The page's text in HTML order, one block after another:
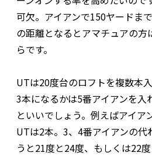
可欠。アイアンで150ヤードま
の距離となるとアマチュアの
らです。
UTは20度台のロフトを複数本
3本になるかは5番アイアンを入
といいでしょう。例えばアイア
UTは2本。3、4番アイアンの代
うと21度と24度、もしくは22